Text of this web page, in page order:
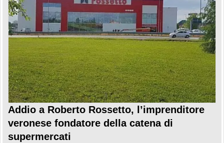
Addio a Roberto Rossetto, l’imprenditore
veronese fondatore della catena di
supermercati